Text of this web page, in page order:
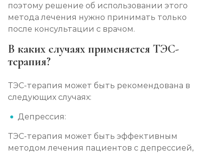
от 3 600 ₽
Раскодирование от алкоголизма
Мотивация на лечение алкоголизма
от 2 150 ₽
Лечение алкоголизма на дому
поэтому решение об использовании этого
метода лечения нужно принимать только
после консультации с врачом.
В каких случаях применяется ТЭС-
терапия?
ТЭС-терапия может быть рекомендована в
следующих случаях:
Депрессия:
ТЭС-терапия может быть эффективным
методом лечения пациентов с депрессией,